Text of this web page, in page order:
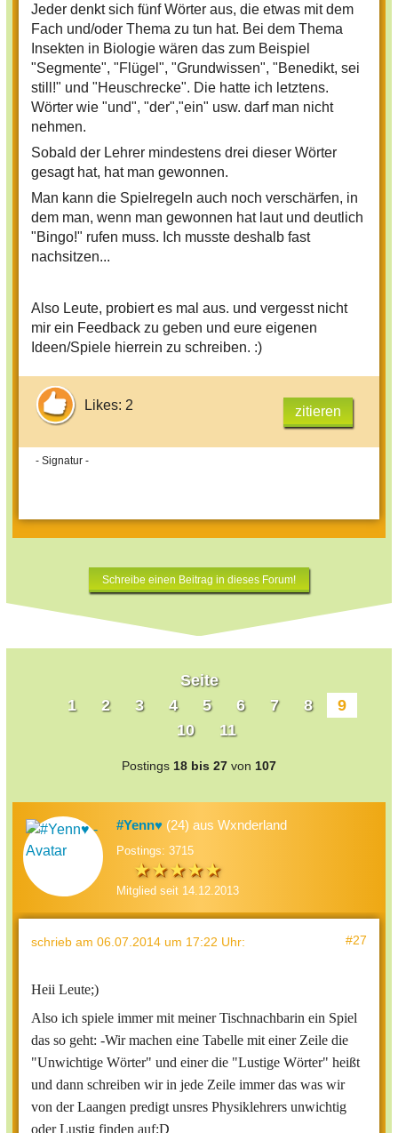
Jeder denkt sich fünf Wörter aus, die etwas mit dem
Fach und/oder Thema zu tun hat. Bei dem Thema
Insekten in Biologie wären das zum Beispiel
"Segmente", "Flügel", "Grundwissen", "Benedikt, sei
still!" und "Heuschrecke". Die hatte ich letztens.
Wörter wie "und", "der","ein" usw. darf man nicht
nehmen.
Sobald der Lehrer mindestens drei dieser Wörter
gesagt hat, hat man gewonnen.
Man kann die Spielregeln auch noch verschärfen, in
dem man, wenn man gewonnen hat laut und deutlich
"Bingo!" rufen muss. Ich musste deshalb fast
nachsitzen...
Also Leute, probiert es mal aus. und vergesst nicht
mir ein Feedback zu geben und eure eigenen
Ideen/Spiele hierrein zu schreiben. :)
Likes: 2 zitieren
- Signatur -
Schreibe einen Beitrag in dieses Forum!
Seite
1
2 3 4 5 6 7 8
9
10
11
Postings 18 bis 27 von 107
#Yenn♥ (24) aus Wxnderland
Postings: 3715
Mitglied seit 14.12.2013
schrieb am 06.07.2014 um 17:22 Uhr: #27
Heii Leute;)
Also ich spiele immer mit meiner Tischnachbarin ein Spiel
das so geht: -Wir machen eine Tabelle mit einer Zeile die
"Unwichtige Wörter" und einer die "Lustige Wörter" heißt
und dann schreiben wir in jede Zeile immer das was wir
von der Laangen predigt unsres Physiklehrers unwichtig
oder Lustig finden auf:D